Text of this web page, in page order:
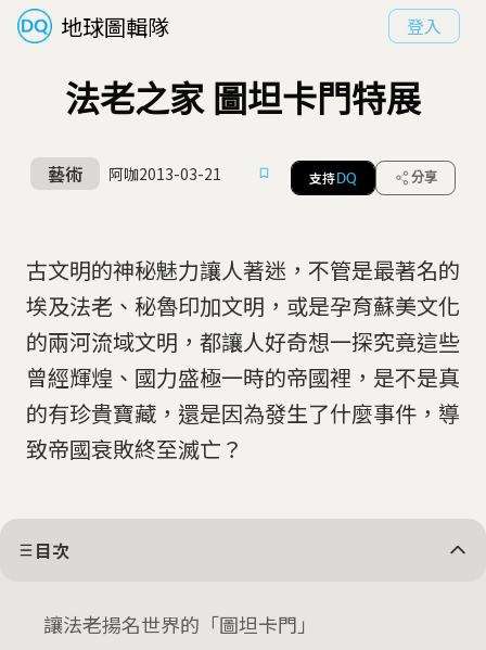
地球圖輯隊 登入
法老之家 圖坦卡門特展
藝術 阿咖2013-03-21 支持 DQ 分享
古文明的神秘魅力讓人著迷，不管是最著名的
埃及法老、秘魯印加文明，或是孕育蘇美文化
的兩河流域文明，都讓人好奇想一探究竟這些
曾經輝煌、國力盛極一時的帝國裡，是不是真
的有珍貴寶藏，還是因為發生了什麼事件，導
致帝國衰敗終至滅亡？
目次
讓法老揚名世界的「圖坦卡門」